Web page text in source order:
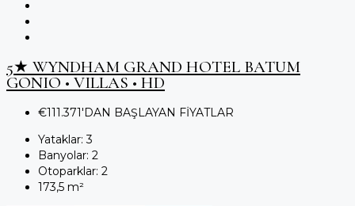
5★ WYNDHAM GRAND HOTEL BATUM
GONIO • VILLAS • HD
€111.371'DAN BAŞLAYAN FİYATLAR
Yataklar: 3
Banyolar: 2
Otoparklar: 2
173,5 m²